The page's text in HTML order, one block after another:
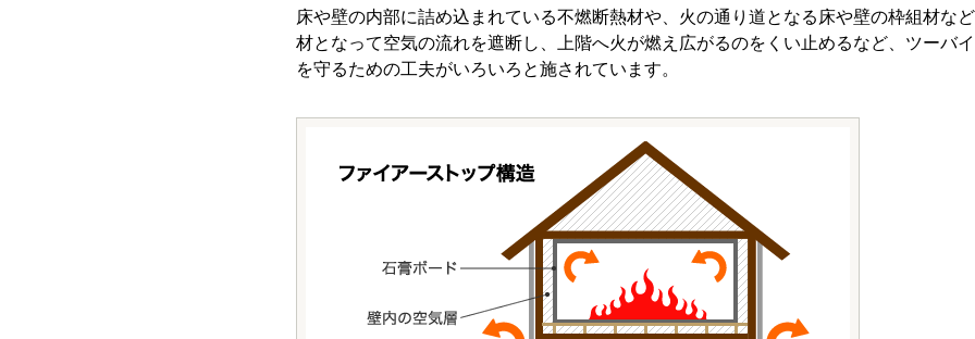
床や壁の内部に詰め込まれている不燃断熱材や、火の通り道となる床や壁の枠組材な
材となって空気の流れを遮断し、上階へ火が燃え広がるのをくい止めるなど、ツーバ
を守るための工夫がいろいろと施されています。